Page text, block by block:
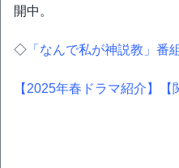
開中。
◇ 「なんで私が神説教」番
【2025年春ドラマ紹介】